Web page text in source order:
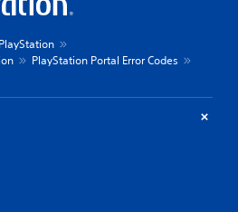
PlayStation Portal Error Codes